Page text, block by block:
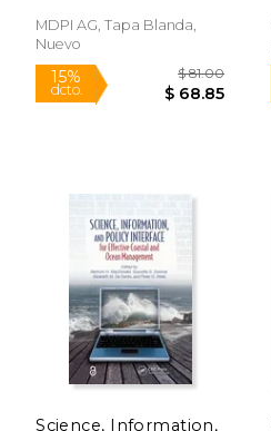
15%
MDPI AG, Tapa Blanda,
Nuevo
Science, Information,